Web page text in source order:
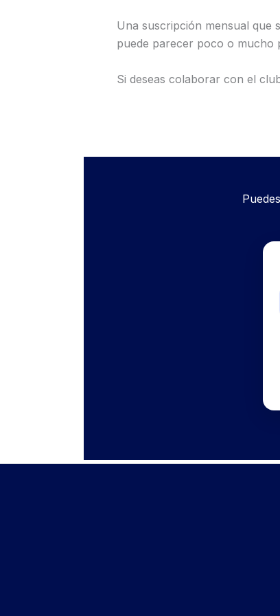
Una suscripción mensual que
puede parecer poco o mucho
Si deseas colaborar con el